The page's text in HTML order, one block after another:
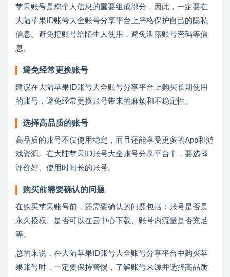
苹果账号是您个人信息的重要组成部分，因此，一定要在
大陆苹果ID账号大全账号分享平台上严格保护自己的隐私
信息。避免把账号给陌生人使用，避免泄露账号密码等信
息。
避免经常更换账号
建议在大陆苹果ID账号大全账号分享平台上购买长期使用
的账号，避免经常更换账号带来的麻烦和不稳定性。
选择高品质的账号
高品质的账号不仅使用稳定，而且还能享受更多的App和游
戏资源。在大陆苹果ID账号大全账号分享平台中，要选择
评价好、使用时间长的账号。
购买前需要确认的问题
在购买苹果账号前，还需要确认的问题包括：账号是否是
永久授权、是否可以在云中心下载、账号内流量是否充足
等。
总的来说，在大陆苹果ID账号大全账号分享平台中购买苹
果账号时，一定要保持警惕，了解账号来源并选择高品质